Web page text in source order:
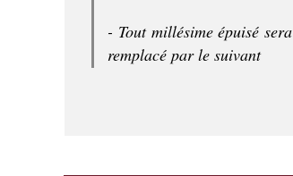
- Tout millésime épuisé sera
remplacé par le suivant